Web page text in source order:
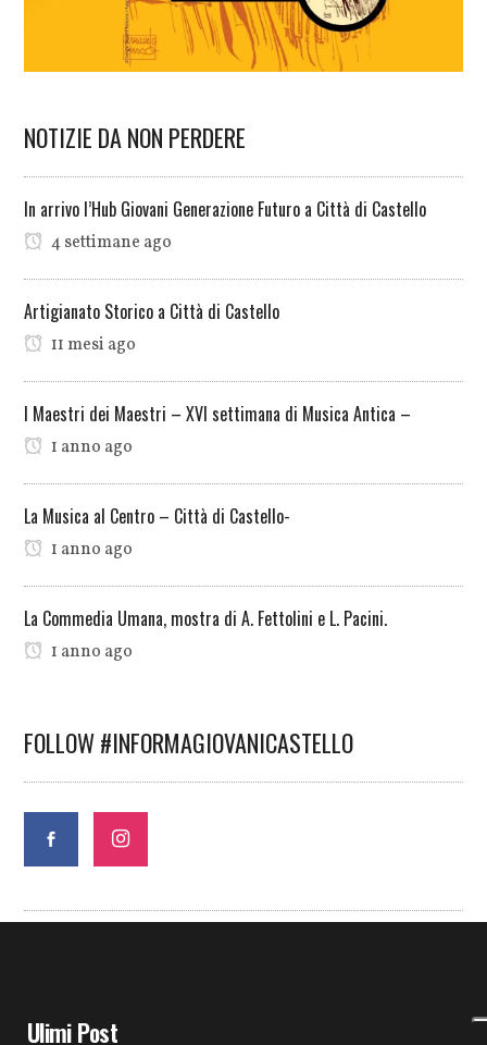
NOTIZIE DA NON PERDERE
In arrivo l’Hub Giovani Generazione Futuro a Città di Castello
4 settimane ago
Artigianato Storico a Città di Castello
11 mesi ago
I Maestri dei Maestri – XVI settimana di Musica Antica –
1 anno ago
La Musica al Centro – Città di Castello-
1 anno ago
La Commedia Umana, mostra di A. Fettolini e L. Pacini.
1 anno ago
FOLLOW #INFORMAGIOVANICASTELLO
Ulimi Post